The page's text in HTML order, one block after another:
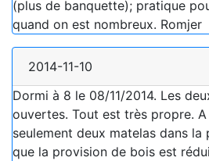
(plus de banquette); pratique
quand on est nombreux. Romjer
2014-11-10
Dormi à 8 le 08/11/2014. Les
ouvertes. Tout est très propre.
seulement deux matelas dans la
que la provision de bois est